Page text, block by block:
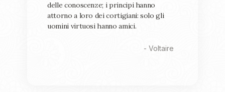
delle conoscenze; i principi hanno
attorno a loro dei cortigiani: solo gli
uomini virtuosi hanno amici.
- Voltaire